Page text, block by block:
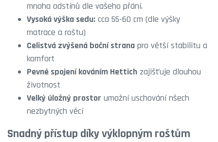
mnoha odstínů dle vašeho přání.
Vysoká výška sedu: cca 55-60 cm (dle výšky
matrace a roštu)
Celistvá zvýšená boční strana pro větší stabilitu a
komfort
Pevné spojení kováním Hettich zajišťuje dlouhou
životnost
Velký úložný prostor umožní uschování nšech
nezbytných věcí
Snadný přístup díky výklopným roštům